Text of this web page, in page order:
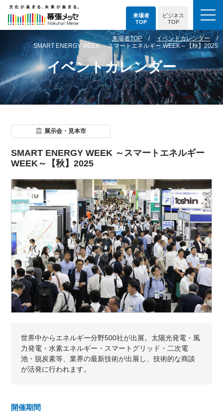
来場者
TOP
ビジネス
TOP
イベントカレンダー
来場者TOP
イベントカレンダー
SMART ENERGY WEEK ～スマートエネルギー WEEK～【秋】2025
展示会・見本市
SMART ENERGY WEEK ～スマートエネルギー
WEEK～【秋】2025
世界中からエネルギー分野500社が出展。太陽光発電・風
力発電・水素エネルギー・スマートグリッド・二次電
池・脱炭素等、業界の最新技術が出展し、技術的な商談
が活発に行われます。
開催期間